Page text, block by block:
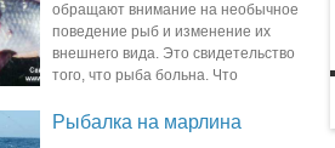
обращают внимание на необычное
поведение рыб и изменение их
внешнего вида. Это свидетельство
того, что рыба больна. Что
Рыбалка на марлина